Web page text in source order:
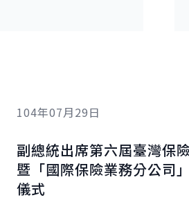
104年07月29日
副總統出席第六屆臺灣保
暨「國際保險業務分公司
儀式